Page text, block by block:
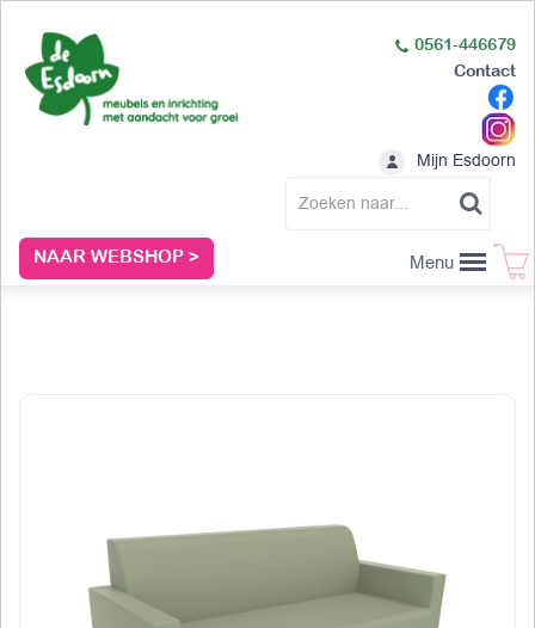
NAAR WEBSHOP >
0561-446679
Contact
Mijn Esdoorn
Menu